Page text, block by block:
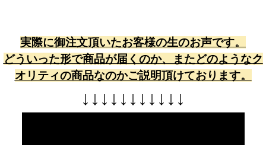
実際に御注文頂いたお客様の生のお声です。
どういった形で商品が届くのか、またどのようなク
オリティの商品なのかご説明頂けております。
↓ ↓ ↓ ↓ ↓ ↓ ↓ ↓ ↓ ↓ ↓